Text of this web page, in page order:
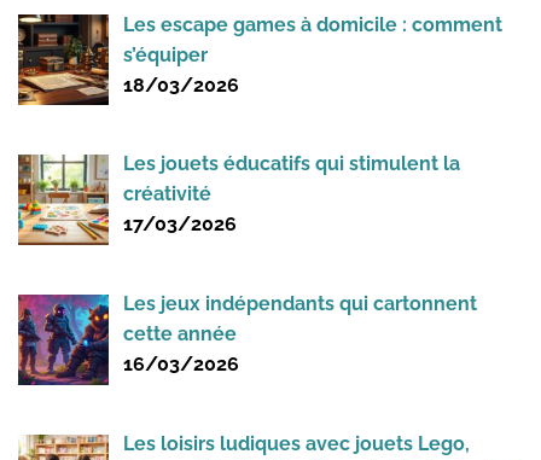
Les escape games à domicile : comment
s’équiper
18/03/2026
Les jouets éducatifs qui stimulent la
créativité
17/03/2026
Les jeux indépendants qui cartonnent
cette année
16/03/2026
Les loisirs ludiques avec jouets Lego,